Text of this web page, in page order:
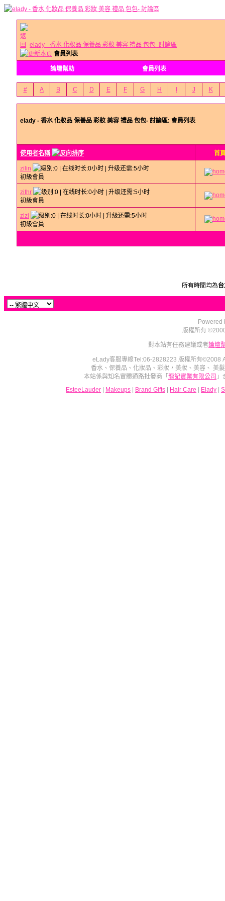
elady - 香水 化妝品 保養品 彩妝 美容 禮品 包包- 討論區
會員列表
論壇幫助 會員列表
# A B C D E F G H J K
elady - 香水 化妝品 保養品 彩妝 美容 禮品 包包- 討論區: 會員列表
使用者名稱 首
zilin
初級會員
zithr
初級會員
zizi
初級會員
所有時間均為
Powered
版權所有
對本站有任務建議或者論壇
eLady客服專線Tel:06-2828223 版權所有©2008
香水、保養品、化妝品、彩妝，美妝、美容、 美
本站係與知名實體通路批發商「 龍記實業有限公司
EsteeLauder
Makeups Brand Gifts Hair Care Elady